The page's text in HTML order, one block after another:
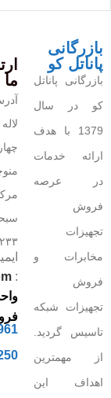
بازرگانی
پاناتل کو
بازرگانی پاناتل
کو در سال
1379 با هدف
ارائه خدمات
در عرصه
فروش
تجهیزات
مخابرات و
فروش
تجهیزات شبکه
تاسیس گردید.
از مهمترین
اهداف این
ما
۲۳۳
: